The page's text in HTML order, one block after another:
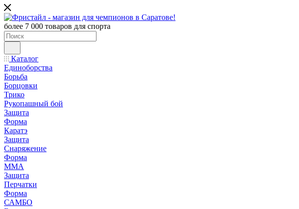
более 7 000 товаров для спорта
Каталог
Единоборства
Борьба
Борцовки
Трико
Рукопашный бой
Защита
Форма
Каратэ
Защита
Снаряжение
Форма
ММА
Защита
Перчатки
Форма
САМБО